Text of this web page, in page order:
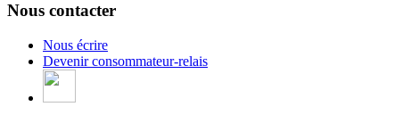
Nous contacter
Nous écrire
Devenir consommateur-relais